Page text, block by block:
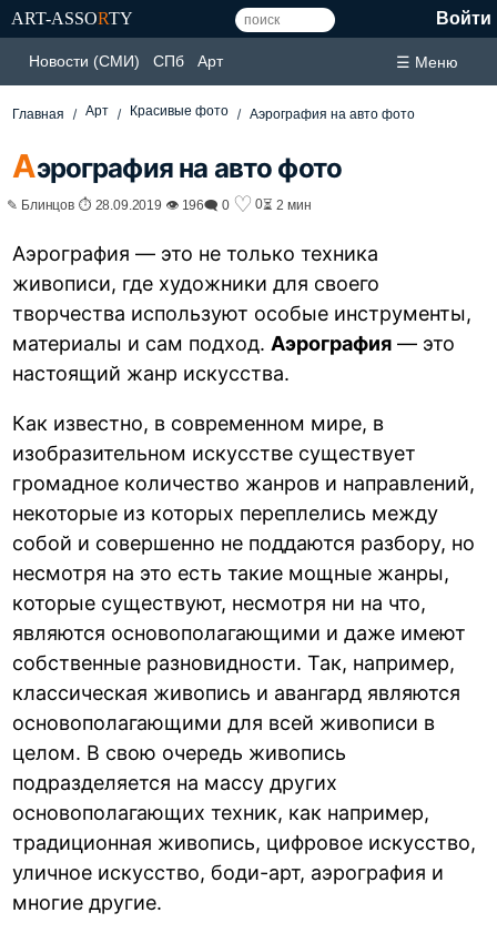
ART-ASSORTY Войти
Новости (СМИ) СПб Арт ☰ Меню
Главная Арт Красивые фото Аэрография на авто фото
Аэрография на авто фото
✎ Блинцов ⏱ 28.09.2019 👁 196🗨 0 ♡ 0⏳ 2 мин
Аэрография — это не только техника
живописи, где художники для своего
творчества используют особые инструменты,
материалы и сам подход. Аэрография — это
настоящий жанр искусства.
Как известно, в современном мире, в
изобразительном искусстве существует
громадное количество жанров и направлений,
некоторые из которых переплелись между
собой и совершенно не поддаются разбору, но
несмотря на это есть такие мощные жанры,
которые существуют, несмотря ни на что,
являются основополагающими и даже имеют
собственные разновидности. Так, например,
классическая живопись и авангард являются
основополагающими для всей живописи в
целом. В свою очередь живопись
подразделяется на массу других
основополагающих техник, как например,
традиционная живопись, цифровое искусство,
уличное искусство, боди-арт, аэрография и
многие другие.